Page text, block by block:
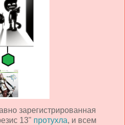
зарегистрированная
13" протухла, и всем